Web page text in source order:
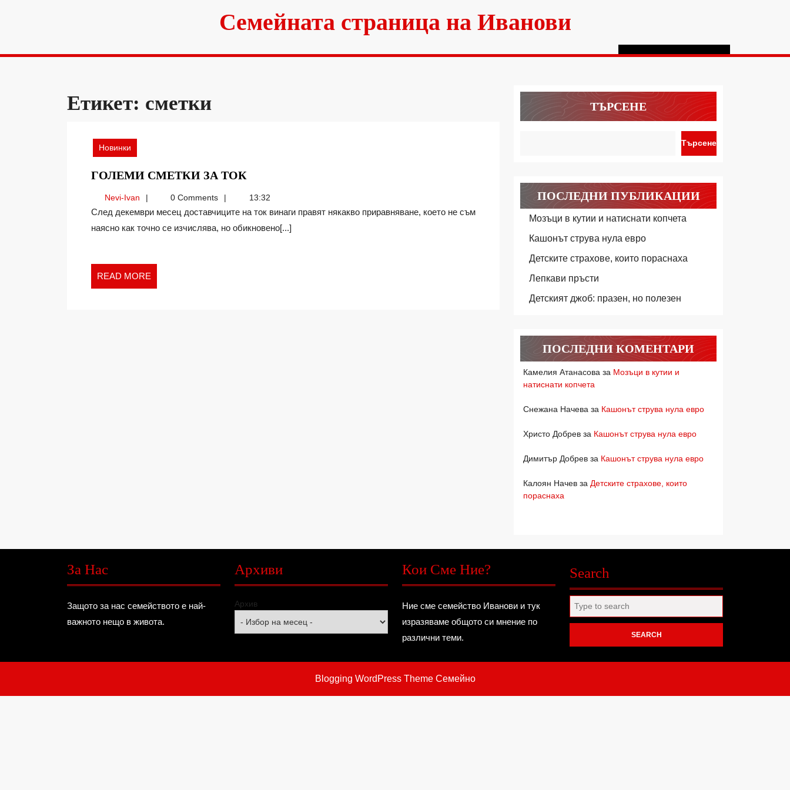
Семейната страница на Иванови
Етикет: сметки
Новинки
ГОЛЕМИ СМЕТКИ ЗА ТОК
ЗА
ТОК
Nevi-IvanNevi-
Ivan
0 Comments 13:32
След декември месец доставчиците на ток винаги правят някакво приравняване, което не съм
наясно как точно се изчислява, но обикновено[...]
READ MORE
MORE
ТЪРСЕНЕ
Търсене
ПОСЛЕДНИ ПУБЛИКАЦИИ
Мозъци в кутии и натиснати копчета
Кашонът струва нула евро
Детските страхове, които пораснаха
Лепкави пръсти
Детският джоб: празен, но полезен
ПОСЛЕДНИ КОМЕНТАРИ
Камелия Атанасова за Мозъци в кутии и
натиснати копчета
Снежана Начева за Кашонът струва нула евро
Христо Добрев за Кашонът струва нула евро
Димитър Добрев за Кашонът струва нула евро
Калоян Начев за Детските страхове, които
пораснаха
За Нас
Защото за нас семейството е най-
важното нещо в живота.
Архиви
Архив
Кои Сме Ние?
Ние сме семейство Иванови и тук
изразяваме общото си мнение по
различни теми.
Search
for:
Blogging WordPress ThemeСемейно